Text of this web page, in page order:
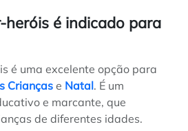
heróis é indicado para
é uma excelente opção para
Crianças e Natal. É um
e marcante, que
de diferentes idades.